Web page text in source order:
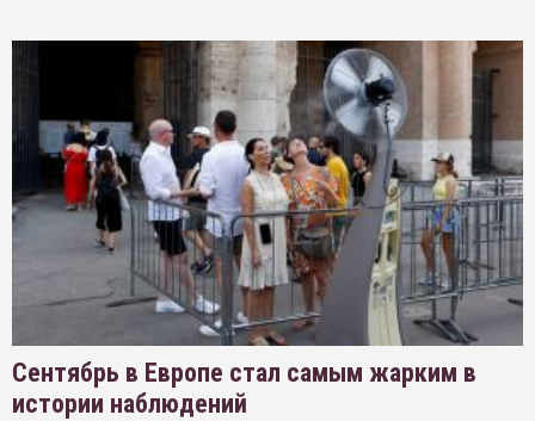
Сентябрь в Европе стал самым жарким в
истории наблюдений